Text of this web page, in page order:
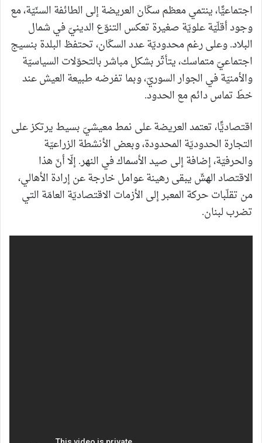
اجتماعيًّا، ينتمي معظم سكّان العريضة إلى الطائفة السنّيّة، مع
وجود أقلّيّة علويّة صغيرة تعكس التنوّع الدينيّ في شمال
البلاد. وعلى رغم محدوديّة عدد السكّان، تحتفظ البلدة بنسيج
اجتماعيّ متماسك، يتأثّر بشكل مباشر بالتحوّلات السياسيّة
والأمنيّة في الجوار السوريّ، وبما تفرضه طبيعة العيش عند
خطّ تماس دائم مع الحدود.
اقتصاديًّا، تعتمد العريضة على نمط معيشيّ بسيط يرتكز على
التجارة الحدوديّة المحدودة، وبعض الأنشطة الزراعيّة
والحرفيّة، إضافة إلى صيد الأسماك في النهر. إلّا أنّ هذا
الاقتصاد الهشّ يبقى رهينة عوامل خارجة عن إرادة الأهالي،
من تقلّبات حركة المعبر إلى الأزمات الاقتصاديّة العامّة التي
تضرب لبنان.